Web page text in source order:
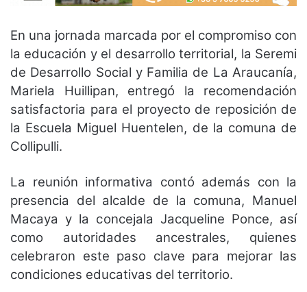
En una jornada marcada por el compromiso con
la educación y el desarrollo territorial, la Seremi
de Desarrollo Social y Familia de La Araucanía,
Mariela Huillipan, entregó la recomendación
satisfactoria para el proyecto de reposición de
la Escuela Miguel Huentelen, de la comuna de
Collipulli.
La reunión informativa contó además con la
presencia del alcalde de la comuna, Manuel
Macaya y la concejala Jacqueline Ponce, así
como autoridades ancestrales, quienes
celebraron este paso clave para mejorar las
condiciones educativas del territorio.